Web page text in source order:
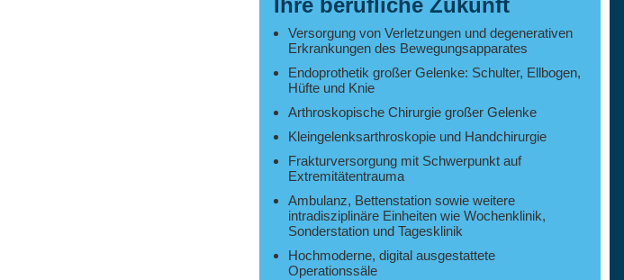
Ihre berufliche Zukunft
Versorgung von Verletzungen und degenerativen
Erkrankungen des Bewegungsapparates
Endoprothetik großer Gelenke: Schulter, Ellbogen,
Hüfte und Knie
Arthroskopische Chirurgie großer Gelenke
Kleingelenksarthroskopie und Handchirurgie
Frakturversorgung mit Schwerpunkt auf
Extremitätentrauma
Ambulanz, Bettenstation sowie weitere
intradisziplinäre Einheiten wie Wochenklinik,
Sonderstation und Tagesklinik
Hochmoderne, digital ausgestattete
Operationssäle